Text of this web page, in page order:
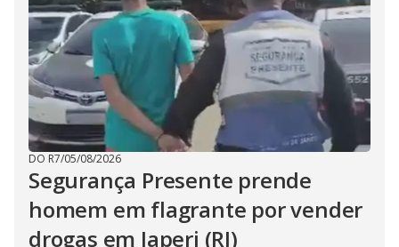
DO R7/05/08/2026
Segurança Presente prende
homem em flagrante por vender
drogas em Japeri (RJ)